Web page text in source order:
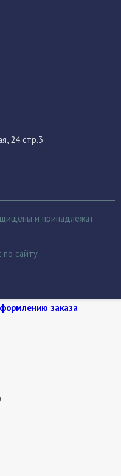
24 стр.3
и принадлежат
по сайту
заказа